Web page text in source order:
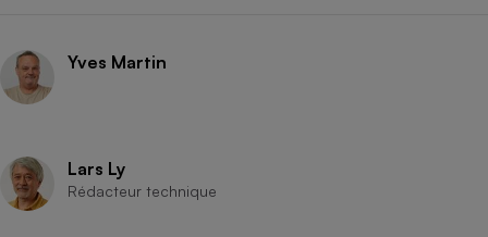
Yves Martin
Lars Ly
Rédacteur technique